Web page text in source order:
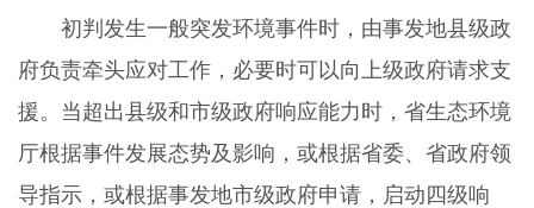
初判发生一般突发环境事件时，由事发地县级政
府负责牵头应对工作，必要时可以向上级政府请求支
援。当超出县级和市级政府响应能力时，省生态环境
厅根据事件发展态势及影响，或根据省委、省政府领
导指示，或根据事发地市级政府申请，启动四级响